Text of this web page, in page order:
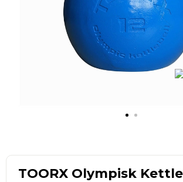
TOORX Olympisk